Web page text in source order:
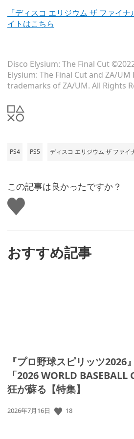
『ディスコ エリジウム ザ ファイ
イトはこちら
Disco Elysium: The Final Cut
Elysium: The Final Cut and ZA/
trademarks of ZA/UM. All Rights
PS4 PS5 ディスコ エリジウム ザ ファイ
この記事は良かったですか？
い
い
おすすめ記事
『プロ野球スピリッツ2026
「2026 WORLD
狂が蘇る【特集】
公
2026年7月16日 18